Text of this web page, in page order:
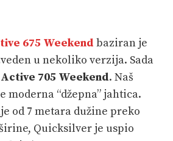
675 Weekend baziran je
u nekoliko verzija. Sada
Active 705 Weekend. Naš
“džepna” jahtica.
od 7 metara dužine preko
Quicksilver je uspio